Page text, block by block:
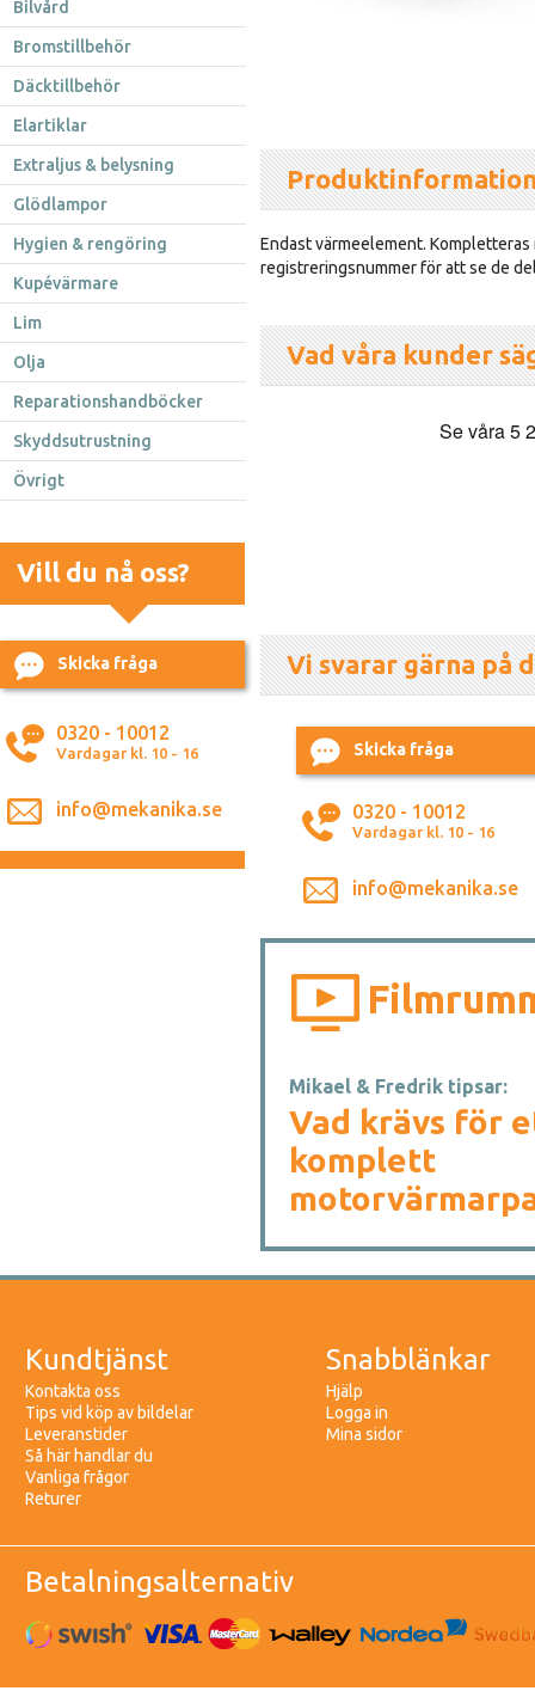
Bilvård
Bromstillbehör
Däcktillbehör
Elartiklar
Extraljus & belysning
Glödlampor
Hygien & rengöring
Kupévärmare
Lim
Olja
Reparationshandböcker
Skyddsutrustning
Övrigt
Vill du nå oss?
Skicka fråga
0320 - 10012
Vardagar kl. 10 - 16
info@mekanika.se
Endast värmeelement.
registreringsnummer för att se de
Vad våra kunder
Vi svarar gärna på
Skicka fråga
0320 - 10012
Vardagar kl. 10 - 16
info@mekanika.se
Mikael & Fredrik tipsar:
Vad krävs för
komplett
Kundtjänst
Kontakta oss
Tips vid köp av bildelar
Leveranstider
Så här handlar du
Vanliga frågor
Returer
Snabblänkar
Hjälp
Logga in
Mina sidor
Betalningsalternativ